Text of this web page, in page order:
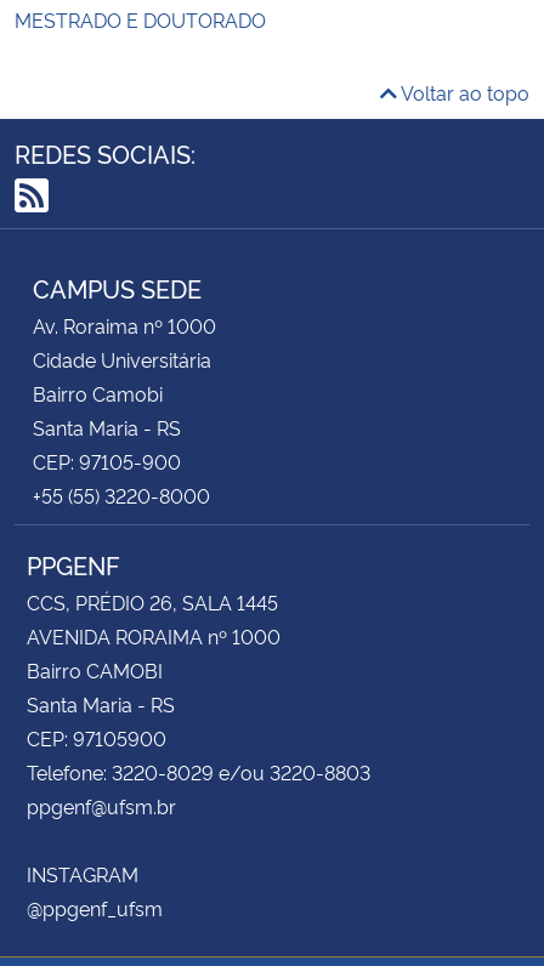
MESTRADO E DOUTORADO
Voltar ao topo
REDES SOCIAIS:
RSS
CAMPUS SEDE
Av. Roraima nº 1000
Cidade Universitária
Bairro Camobi
Santa Maria - RS
CEP: 97105-900
+55 (55) 3220-8000
PPGENF
CCS, PRÉDIO 26, SALA 1445
AVENIDA RORAIMA nº 1000
Bairro CAMOBI
Santa Maria - RS
CEP: 97105900
Telefone: 3220-8029 e/ou 3220-8803
ppgenf@ufsm.br
INSTAGRAM
@ppgenf_ufsm